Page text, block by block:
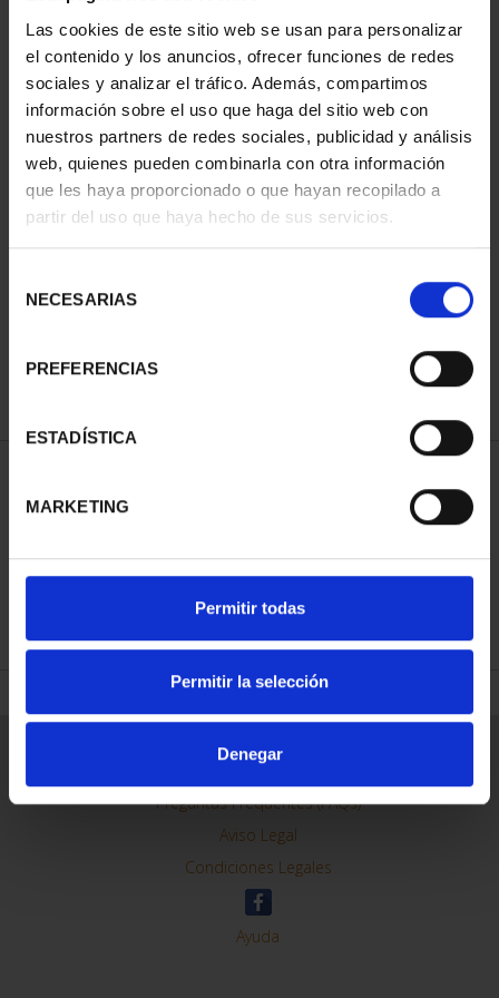
Las cookies de este sitio web se usan para personalizar
el contenido y los anuncios, ofrecer funciones de redes
sociales y analizar el tráfico. Además, compartimos
información sobre el uso que haga del sitio web con
nuestros partners de redes sociales, publicidad y análisis
web, quienes pueden combinarla con otra información
que les haya proporcionado o que hayan recopilado a
partir del uso que haya hecho de sus servicios.
NECESARIAS
PREFERENCIAS
ESTADÍSTICA
MARKETING
Permitir todas
Permitir la selección
Denegar
PATRIMONIO
NACIONAL I - EL
73,00 €
REFINAR
Información General
Contacto
Preguntas Frequentes (FAQs)
Aviso Legal
Condiciones Legales
Ayuda